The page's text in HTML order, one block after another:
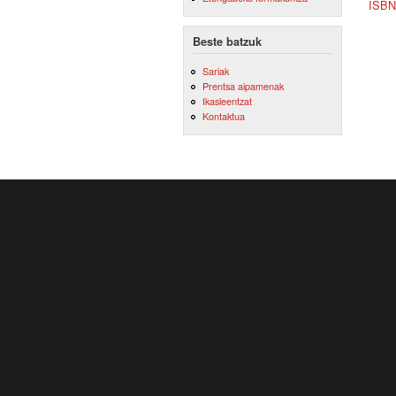
Beste batzuk
Sariak
Prentsa aipamenak
Ikasleentzat
Kontaktua